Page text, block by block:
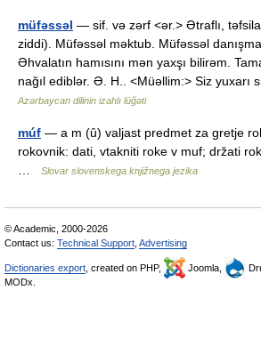
müfəssəl — sif. və zərf <ər.> Ətraflı,
ziddi). Müfəssəl məktub. Müfəssəl
Əhvalatın hamısını mən yaxşı bilirəm.
nağıl ediblər. Ə. H.. <Müəllim:> Siz yuxarı
Azərbaycan dilinin izahlı lüğəti
múf — a m (ȗ) valjast predmet za gretje
rokovnik: dati, vtakniti roke v muf; držati
Slovar slovenskega knjižnega jezika
© Academic, 2000-2026
Contact us: Technical Support Advertising
Dictionaries export , created on PHP, Joomla,
MODx.